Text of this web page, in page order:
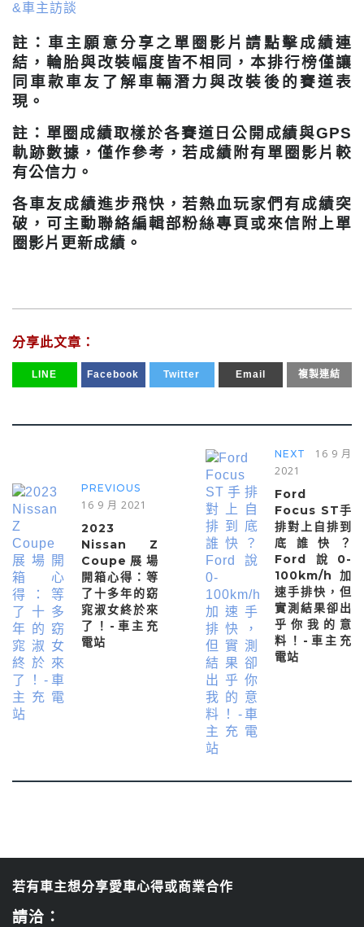
&車主訪談
註：車主願意分享之單圈影片請點擊成績連
結，輪胎與改裝幅度皆不相同，本排行榜僅讓
同車款車友了解車輛潛力與改裝後的賽道表
現。
註：單圈成績取樣於各賽道日公開成績與GPS
軌跡數據，僅作參考，若成績附有單圈影片較
有公信力。
各車友成績進步飛快，若熱血玩家們有成績突
破，可主動聯絡編輯部粉絲專頁或來信附上單
圈影片更新成績。
分享此文章：
LINE Facebook Twitter Email 複製連結
PREVIOUS
16 9 月 2021
2023
Nissan Z
Coupe展場
開箱心得：等
了十多年的窈
窕淑女終於來
了！-車主充
電站
NEXT
16 9 月
2021
Ford
Focus ST手
排對上自排到
底誰快？
Ford說0-
100km/h加
速手排快，但
實測結果卻出
乎你我的意
料！-車主充
電站
若有車主想分享愛車心得或商業合作
請洽：